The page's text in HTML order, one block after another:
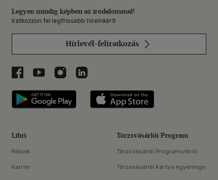
Legyen mindig képben az irodalommal!
Iratkozzon fel legfrissebb híreinkért!
Hírlevél-feliratkozás
Libri a Facebookon
Libri a Youtube-on
Libri az Instagramon
Libri a LinkedInen
Libri applikáció Szerezd meg: Google
Libri
Rólunk
Karrier
Törzsvásárlói Program
Törzsvásárlói Programunkról
Törzsvásárlói Kártya egyenlege